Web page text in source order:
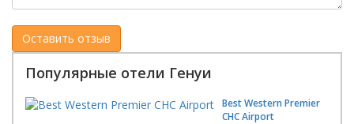
Популярные отели Генуи
Best Western Premier
CHC Airport